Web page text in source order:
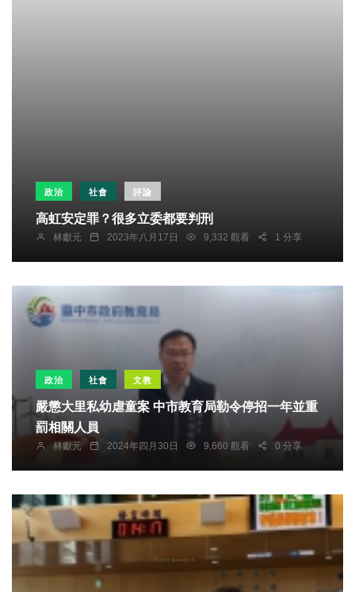
政治 社會 評論
高虹安定罪？很多立委都要判刑
林獻元 2023年八月17日 9,332 觀看 1 分享
政治 社會 文教
嚴懲大里私幼虐童案 中市教育局勒令停招一年並重
罰相關人員
林獻元 2024年四月30日 9,660 觀看 0 分享